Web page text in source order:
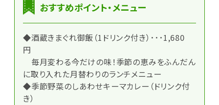
おすすめポイント・メニュー
◆酒蔵きまぐれ御飯（1ドリンク付き）･･･1,680
円
毎月変わる今だけの味！季節の恵みをふんだん
に取り入れた月替わりのランチメニュー
◆季節野菜のしあわせキーマカレー（ドリンク付
き）